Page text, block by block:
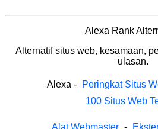
Alexa Rank
Alternatif situs web, kesamaan,
ulasan.
Alexa - Peringkat Situs
100 Situs Web
Alat Webmaster -